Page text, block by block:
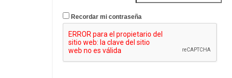
Recordar mi contraseña